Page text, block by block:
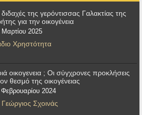
διδαχές της γερόντισσας Γαλακτίας της
για την οικογένεια
Μαρτίου 2025
Χρηστότητα
οικογενεια ; Οι σύγχρονες προκλήσεις
θεσμό της οικογένειας
Φεβρουαρίου 2024
Σχοινάς